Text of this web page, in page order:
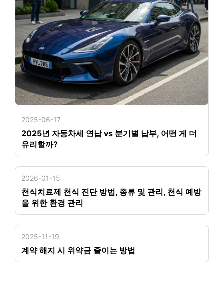
2025-06-17
2025년 자동차세 연납 vs 분기별 납부, 어떤 게 더
유리할까?
2026-01-15
천식치료제 천식 진단 방법, 종류 및 관리, 천식 예방
을 위한 환경 관리
2025-11-19
계약 해지 시 위약금 줄이는 방법